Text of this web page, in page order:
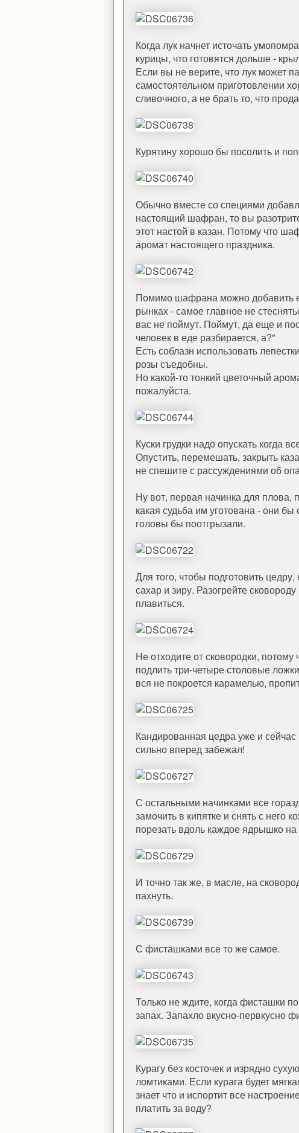
Когда лук начнет источать
курицы, что готовятся дольше -
Если вы не верите, что лук может
самостоятельном приготовлении
сливочного, а не брать то, что
Курятину хорошо бы посолить и
Обычно вместе со специями
настоящий шафран, то вы
этот настой в казан. Потому что
аромат настоящего праздника.
Помимо шафрана можно добавить
рынках - самое главное не
вас не поймут. Поймут, да еще и
человек в еде разбирается, а?"
Есть соблазн использовать
розы съедобны.
Но какой-то тонкий цветочный
пожалуйста.
Куски грудки надо опускать когда
Опустить, перемешать, закрыть
не спешите с рассуждениями об
Ну вот, первая начинка для плова,
какая судьба им уготована - они
головы бы поотгрызали.
Для того, чтобы подготовить
сахар и зиру. Разогрейте
плавиться.
Не отходите от сковородки,
подлить три-четыре столовые
вся не покроется карамелью,
Кандированная цедра уже и
сильно вперед забежал!
С остальными начинками все
замочить в кипятке и снять с него
порезать вдоль каждое ядрышко на
И точно так же, в масле, на
пахнуть.
С фисташками все то же самое.
Только не ждите, когда фисташки
запах. Запахло вкусно-первкусно
Курагу без косточек и изрядно
ломтиками. Если курага будет
знает что и испортит все
платить за воду?